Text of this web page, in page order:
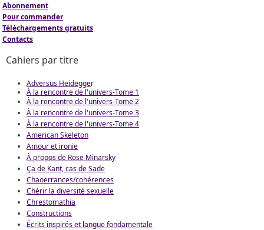
Abonnement
Pour commander
Téléchargements gratuits
Contacts
Cahiers par titre
Adversus Heidegger
À la rencontre de l'univers-Tome 1
À la rencontre de l'univers-Tome 2
À la rencontre de l'univers-Tome 3
À la rencontre de l'univers-Tome 4
American Skeleton
Amour et ironie
À propos de Rose Minarsky
Ça de Kant, cas de Sade
Chaoerrances/cohérences
Chérir la diversité sexuelle
Chrestomathia
Constructions
Écrits inspirés et langue fondamentale